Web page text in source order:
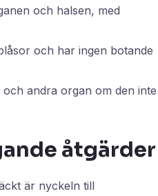
och halsen, med
och har ingen botande
andra organ om den inte
åtgärder
är nyckeln till